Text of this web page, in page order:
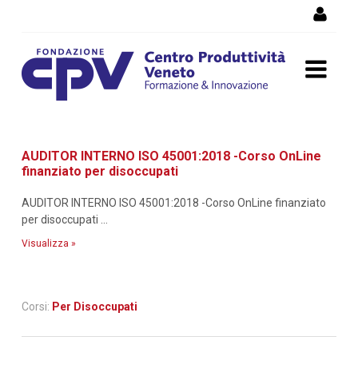
formazione
AUDITOR INTERNO ISO 45001:2018 -Corso OnLine
finanziato per disoccupati
AUDITOR INTERNO ISO 45001:2018 -Corso OnLine finanziato
per disoccupati ...
Visualizza »
Corsi: Per Disoccupati